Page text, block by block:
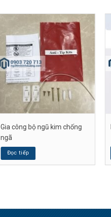
Gia công bộ ngũ kim chống
ngã
Đọc tiếp